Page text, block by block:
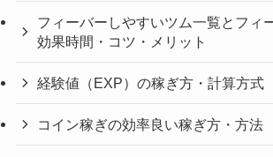
フィーバーしやすいツム一覧とフィ
効果時間・コツ・メリット
経験値（EXP）の稼ぎ方・計算方式
コイン稼ぎの効率良い稼ぎ方・方法